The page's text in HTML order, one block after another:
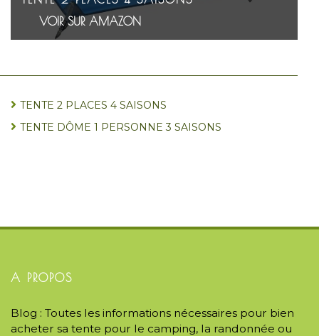
VOIR SUR AMAZON
TENTE 2 PLACES 4 SAISONS
TENTE DÔME 1 PERSONNE 3 SAISONS
A PROPOS
Blog : Toutes les informations nécessaires pour bien
acheter sa tente pour le camping, la randonnée ou